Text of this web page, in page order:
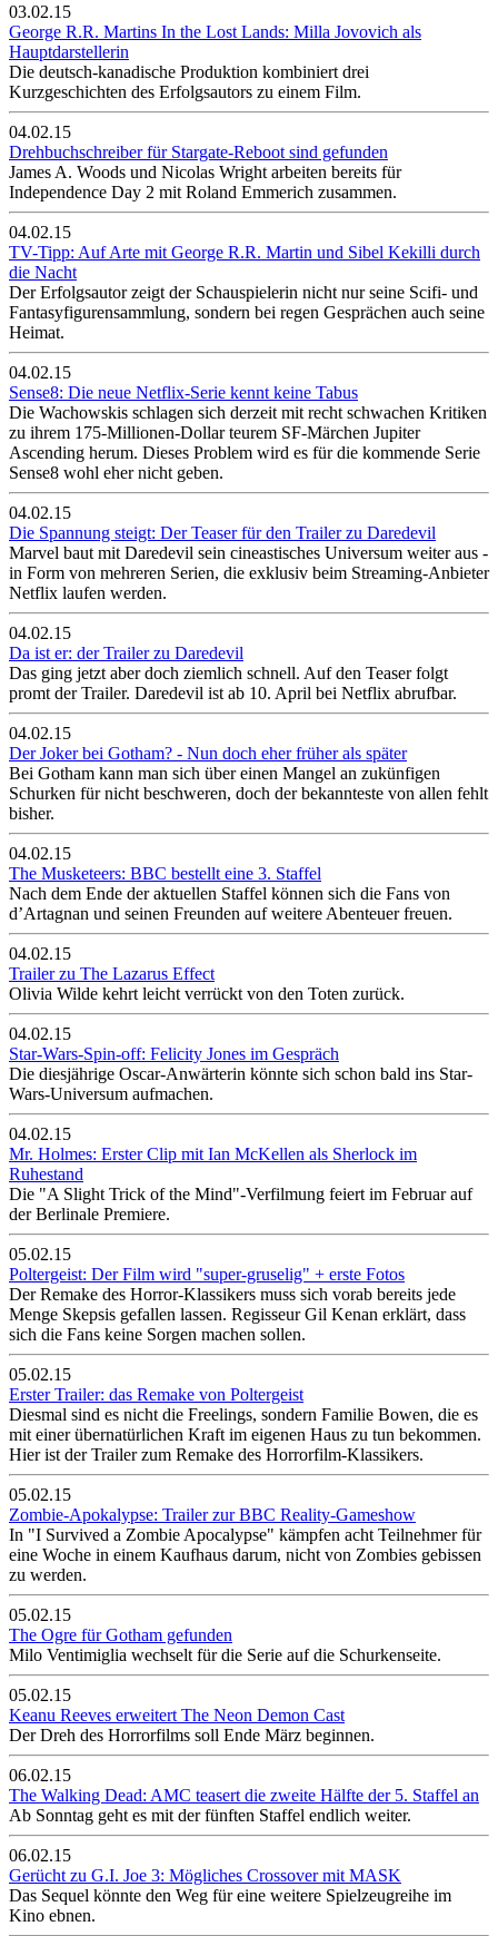
03.02.15
George R.R. Martins In the Lost Lands: Milla Jovovich als
Hauptdarstellerin
Die deutsch-kanadische Produktion kombiniert drei
Kurzgeschichten des Erfolgsautors zu einem Film.
04.02.15
Drehbuchschreiber für Stargate-Reboot sind gefunden
James A. Woods und Nicolas Wright arbeiten bereits für
Independence Day 2 mit Roland Emmerich zusammen.
04.02.15
TV-Tipp: Auf Arte mit George R.R. Martin und Sibel Kekilli durch
die Nacht
Der Erfolgsautor zeigt der Schauspielerin nicht nur seine Scifi- und
Fantasyfigurensammlung, sondern bei regen Gesprächen auch seine
Heimat.
04.02.15
Sense8: Die neue Netflix-Serie kennt keine Tabus
Die Wachowskis schlagen sich derzeit mit recht schwachen Kritiken
zu ihrem 175-Millionen-Dollar teurem SF-Märchen Jupiter
Ascending herum. Dieses Problem wird es für die kommende Serie
Sense8 wohl eher nicht geben.
04.02.15
Die Spannung steigt: Der Teaser für den Trailer zu Daredevil
Marvel baut mit Daredevil sein cineastisches Universum weiter aus -
in Form von mehreren Serien, die exklusiv beim Streaming-Anbieter
Netflix laufen werden.
04.02.15
Da ist er: der Trailer zu Daredevil
Das ging jetzt aber doch ziemlich schnell. Auf den Teaser folgt
promt der Trailer. Daredevil ist ab 10. April bei Netflix abrufbar.
04.02.15
Der Joker bei Gotham? - Nun doch eher früher als später
Bei Gotham kann man sich über einen Mangel an zukünfigen
Schurken für nicht beschweren, doch der bekannteste von allen fehlt
bisher.
04.02.15
The Musketeers: BBC bestellt eine 3. Staffel
Nach dem Ende der aktuellen Staffel können sich die Fans von
d’Artagnan und seinen Freunden auf weitere Abenteuer freuen.
04.02.15
Trailer zu The Lazarus Effect
Olivia Wilde kehrt leicht verrückt von den Toten zurück.
04.02.15
Star-Wars-Spin-off: Felicity Jones im Gespräch
Die diesjährige Oscar-Anwärterin könnte sich schon bald ins Star-
Wars-Universum aufmachen.
04.02.15
Mr. Holmes: Erster Clip mit Ian McKellen als Sherlock im
Ruhestand
Die "A Slight Trick of the Mind"-Verfilmung feiert im Februar auf
der Berlinale Premiere.
05.02.15
Poltergeist: Der Film wird "super-gruselig" + erste Fotos
Der Remake des Horror-Klassikers muss sich vorab bereits jede
Menge Skepsis gefallen lassen. Regisseur Gil Kenan erklärt, dass
sich die Fans keine Sorgen machen sollen.
05.02.15
Erster Trailer: das Remake von Poltergeist
Diesmal sind es nicht die Freelings, sondern Familie Bowen, die es
mit einer übernatürlichen Kraft im eigenen Haus zu tun bekommen.
Hier ist der Trailer zum Remake des Horrorfilm-Klassikers.
05.02.15
Zombie-Apokalypse: Trailer zur BBC Reality-Gameshow
In "I Survived a Zombie Apocalypse" kämpfen acht Teilnehmer für
eine Woche in einem Kaufhaus darum, nicht von Zombies gebissen
zu werden.
05.02.15
The Ogre für Gotham gefunden
Milo Ventimiglia wechselt für die Serie auf die Schurkenseite.
05.02.15
Keanu Reeves erweitert The Neon Demon Cast
Der Dreh des Horrorfilms soll Ende März beginnen.
06.02.15
The Walking Dead: AMC teasert die zweite Hälfte der 5. Staffel an
Ab Sonntag geht es mit der fünften Staffel endlich weiter.
06.02.15
Gerücht zu G.I. Joe 3: Mögliches Crossover mit MASK
Das Sequel könnte den Weg für eine weitere Spielzeugreihe im
Kino ebnen.